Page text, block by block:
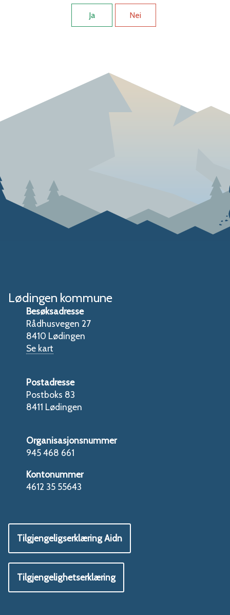
Ja Nei
Lødingen kommune
Besøksadresse
Rådhusvegen 27
8410 Lødingen
Se kart
Postadresse
Postboks 83
8411 Lødingen
Organisasjonsnummer
945 468 661
Kontonummer
4612 35 55643
Tilgjengeligserklæring Aidn
Tilgjengelighetserklæring